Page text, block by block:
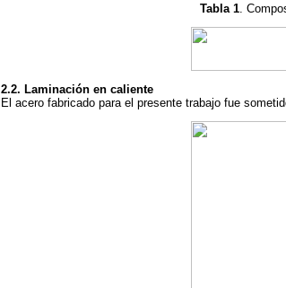
Tabla 1 .
2.2. Laminación en caliente
El acero fabricado para el presente trabajo fue